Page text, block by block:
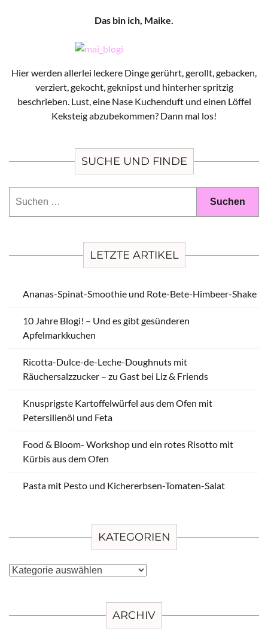
Das bin ich, Maike.
Hier werden allerlei leckere Dinge gerührt, gerollt, gebacken,
verziert, gekocht, geknipst und hinterher spritzig
beschrieben. Lust, eine Nase Kuchenduft und einen Löffel
Keksteig abzubekommen? Dann mal los!
SUCHE UND FINDE
LETZTE ARTIKEL
Ananas-Spinat-Smoothie und Rote-Bete-Himbeer-Shake
10 Jahre Blogi! – Und es gibt gesünderen
Apfelmarkkuchen
Ricotta-Dulce-de-Leche-Doughnuts mit
Räuchersalzzucker – zu Gast bei Liz & Friends
Knusprigste Kartoffelwürfel aus dem Ofen mit
Petersilienöl und Feta
Food & Bloom- Workshop und ein rotes Risotto mit
Kürbis aus dem Ofen
Pasta mit Pesto und Kichererbsen-Tomaten-Salat
KATEGORIEN
Kategorien
ARCHIV